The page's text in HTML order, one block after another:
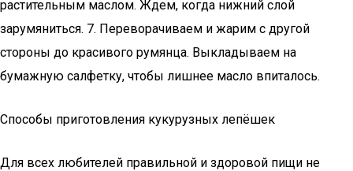
растительным маслом. Ждем, когда нижний слой
зарумяниться. 7. Переворачиваем и жарим с другой
стороны до красивого румянца. Выкладываем на
бумажную салфетку, чтобы лишнее масло впиталось.
Способы приготовления кукурузных лепёшек
Для всех любителей правильной и здоровой пищи не